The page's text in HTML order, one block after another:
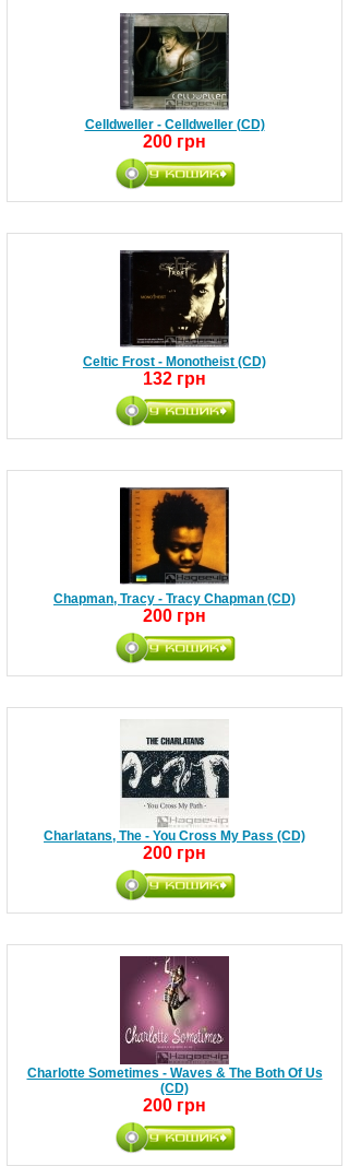
Celldweller - Celldweller (CD)
200 грн
Celtic Frost - Monotheist (CD)
132 грн
Chapman, Tracy - Tracy Chapman (CD)
200 грн
Charlatans, The - You Cross My Pass (CD)
200 грн
Charlotte Sometimes - Waves & The Both Of Us
(CD)
200 грн